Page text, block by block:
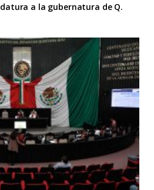
a la gubernatura de Q.